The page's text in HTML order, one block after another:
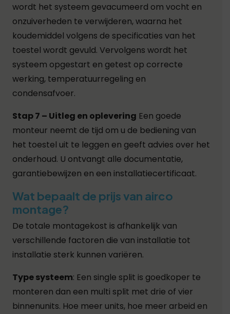
wordt het systeem gevacumeerd om vocht en
onzuiverheden te verwijderen, waarna het
koudemiddel volgens de specificaties van het
toestel wordt gevuld. Vervolgens wordt het
systeem opgestart en getest op correcte
werking, temperatuurregeling en
condensafvoer.
Stap 7 – Uitleg en oplevering Een goede
monteur neemt de tijd om u de bediening van
het toestel uit te leggen en geeft advies over het
onderhoud. U ontvangt alle documentatie,
garantiebewijzen en een installatiecertificaat.
Wat bepaalt de prijs van airco
montage?
De totale montagekost is afhankelijk van
verschillende factoren die van installatie tot
installatie sterk kunnen variëren.
Type systeem: Een single split is goedkoper te
monteren dan een multi split met drie of vier
binnenunits. Hoe meer units, hoe meer arbeid en